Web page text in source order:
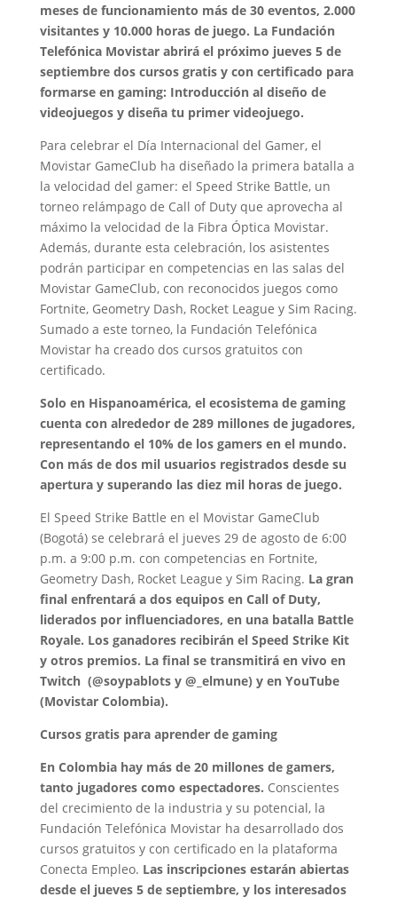
meses de funcionamiento más de 30 eventos, 2.000
visitantes y 10.000 horas de juego. La Fundación
Telefónica Movistar abrirá el próximo jueves 5 de
septiembre dos cursos gratis y con certificado para
formarse en gaming: Introducción al diseño de
videojuegos y diseña tu primer videojuego.
Para celebrar el Día Internacional del Gamer, el
Movistar GameClub ha diseñado la primera batalla a
la velocidad del gamer: el Speed Strike Battle, un
torneo relámpago de Call of Duty que aprovecha al
máximo la velocidad de la Fibra Óptica Movistar.
Además, durante esta celebración, los asistentes
podrán participar en competencias en las salas del
Movistar GameClub, con reconocidos juegos como
Fortnite, Geometry Dash, Rocket League y Sim Racing.
Sumado a este torneo, la Fundación Telefónica
Movistar ha creado dos cursos gratuitos con
certificado.
Solo en Hispanoamérica, el ecosistema de gaming
cuenta con alrededor de 289 millones de jugadores,
representando el 10% de los gamers en el mundo.
Con más de dos mil usuarios registrados desde su
apertura y superando las diez mil horas de juego.
El Speed Strike Battle en el Movistar GameClub
(Bogotá) se celebrará el jueves 29 de agosto de 6:00
p.m. a 9:00 p.m. con competencias en Fortnite,
Geometry Dash, Rocket League y Sim Racing. La gran
final enfrentará a dos equipos en Call of Duty,
liderados por influenciadores, en una batalla Battle
Royale. Los ganadores recibirán el Speed Strike Kit
y otros premios. La final se transmitirá en vivo en
Twitch (@soypablots y @_elmune) y en YouTube
(Movistar Colombia).
Cursos gratis para aprender de gaming
En Colombia hay más de 20 millones de gamers,
tanto jugadores como espectadores. Conscientes
del crecimiento de la industria y su potencial, la
Fundación Telefónica Movistar ha desarrollado dos
cursos gratuitos y con certificado en la plataforma
Conecta Empleo. Las inscripciones estarán abiertas
desde el jueves 5 de septiembre, y los interesados